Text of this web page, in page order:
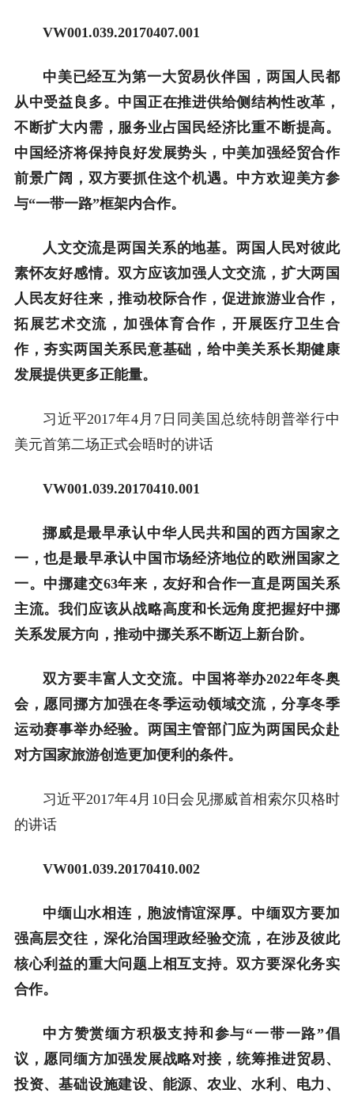
VW001.039.20170407.001
中美已经互为第一大贸易伙伴国，两国人民都
从中受益良多。中国正在推进供给侧结构性改革，
不断扩大内需，服务业占国民经济比重不断提高。
中国经济将保持良好发展势头，中美加强经贸合作
前景广阔，双方要抓住这个机遇。中方欢迎美方参
与“一带一路”框架内合作。
人文交流是两国关系的地基。两国人民对彼此
素怀友好感情。双方应该加强人文交流，扩大两国
人民友好往来，推动校际合作，促进旅游业合作，
拓展艺术交流，加强体育合作，开展医疗卫生合
作，夯实两国关系民意基础，给中美关系长期健康
发展提供更多正能量。
习近平2017年4月7日同美国总统特朗普举行中
美元首第二场正式会晤时的讲话
VW001.039.20170410.001
挪威是最早承认中华人民共和国的西方国家之
一，也是最早承认中国市场经济地位的欧洲国家之
一。中挪建交63年来，友好和合作一直是两国关系
主流。我们应该从战略高度和长远角度把握好中挪
关系发展方向，推动中挪关系不断迈上新台阶。
双方要丰富人文交流。中国将举办2022年冬奥
会，愿同挪方加强在冬季运动领域交流，分享冬季
运动赛事举办经验。两国主管部门应为两国民众赴
对方国家旅游创造更加便利的条件。
习近平2017年4月10日会见挪威首相索尔贝格时
的讲话
VW001.039.20170410.002
中缅山水相连，胞波情谊深厚。中缅双方要加
强高层交往，深化治国理政经验交流，在涉及彼此
核心利益的重大问题上相互支持。双方要深化务实
合作。
中方赞赏缅方积极支持和参与“一带一路”倡
议，愿同缅方加强发展战略对接，统筹推进贸易、
投资、基础设施建设、能源、农业、水利、电力、